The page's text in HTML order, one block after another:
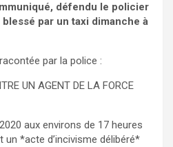
défendu le policier
par un taxi dimanche à
par la police :
UN AGENT DE LA FORCE
aux environs de 17 heures
un *acte d’incivisme délibéré*